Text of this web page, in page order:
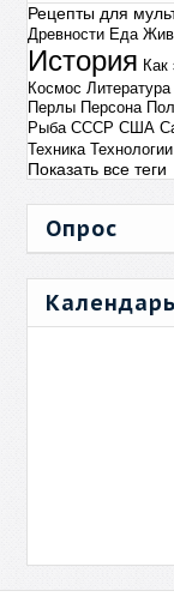
Рецепты для
Древности Еда
История Как
Космос Литература
Перлы Персона
Рыба СССР США
Техника Технологии
Показать все теги
Опрос
Календарь